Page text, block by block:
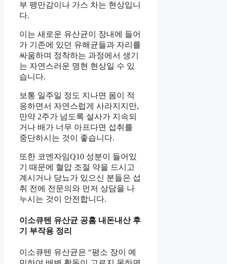
부 팽만감이나 가스 차는 현상입니
다.
이는 새로운 유산균이 장내에 들어
가 기존에 있던 유해균들과 자리를
싸움하며 정착하는 과정에서 생기
는 자연스러운 명현 현상일 수 있
습니다.
보통 일주일 정도 지나면 몸이 적
응하면서 자연스럽게 사라지지만,
만약 2주가 넘도록 설사가 지속되
거나 배가 너무 아프다면 섭취를
중단하시는 것이 좋습니다.
또한 코엔자임Q10 성분이 들어있
기 때문에 혈압 조절 약을 드시고
계시거나 당뇨가 있으신 분들은 섭
취 전에 전문의와 먼저 상담을 나
누시는 것이 안전합니다.
이소큐텐 유산균 공홈 내돈내산 후
기 부작용 정리
이소큐텐 유산균은 “평소 장이 예